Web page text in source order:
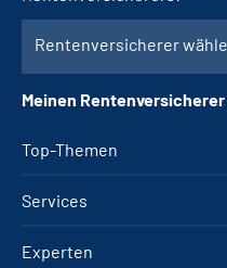
Top-Themen
Services
Experten
Rentenversicherer
Meinen